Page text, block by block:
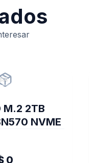
M.2 2TB
NVME
0